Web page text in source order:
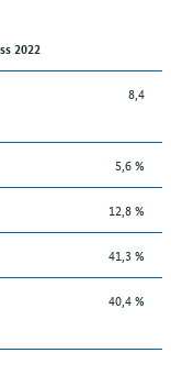
2022
8,4
5,6 %
12,8 %
41,3 %
40,4 %